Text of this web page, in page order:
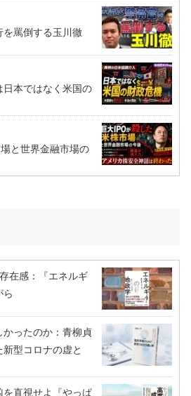
を罵倒する玉川徹
日本ではなく米国の
と世界金融市場の
在感：『エネルギ
ら
かったのか：青柳貞
型コロナの虚と
を直視せよ『やっぱ